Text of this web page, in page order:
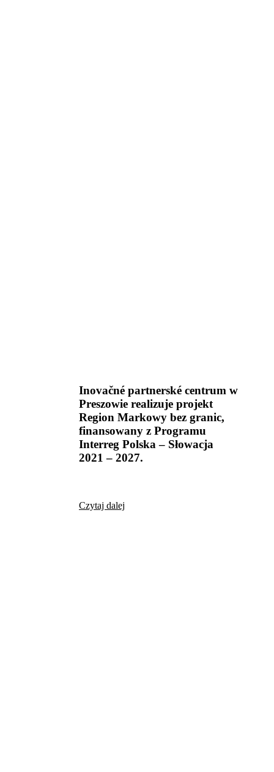
Inovačné partnerské centrum w
Preszowie realizuje projekt
Region Markowy bez granic,
finansowany z Programu
Interreg Polska – Słowacja
2021 – 2027.
Czytaj dalej